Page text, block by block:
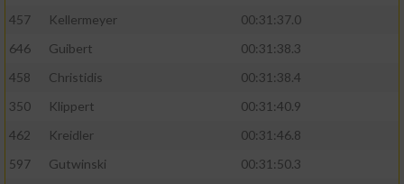
457
Kellermeyer
00:31:37.0
646
Guibert
00:31:38.3
458
Christidis
00:31:38.4
350
Klippert
00:31:40.9
462
Kreidler
00:31:46.8
597
Gutwinski
00:31:50.3